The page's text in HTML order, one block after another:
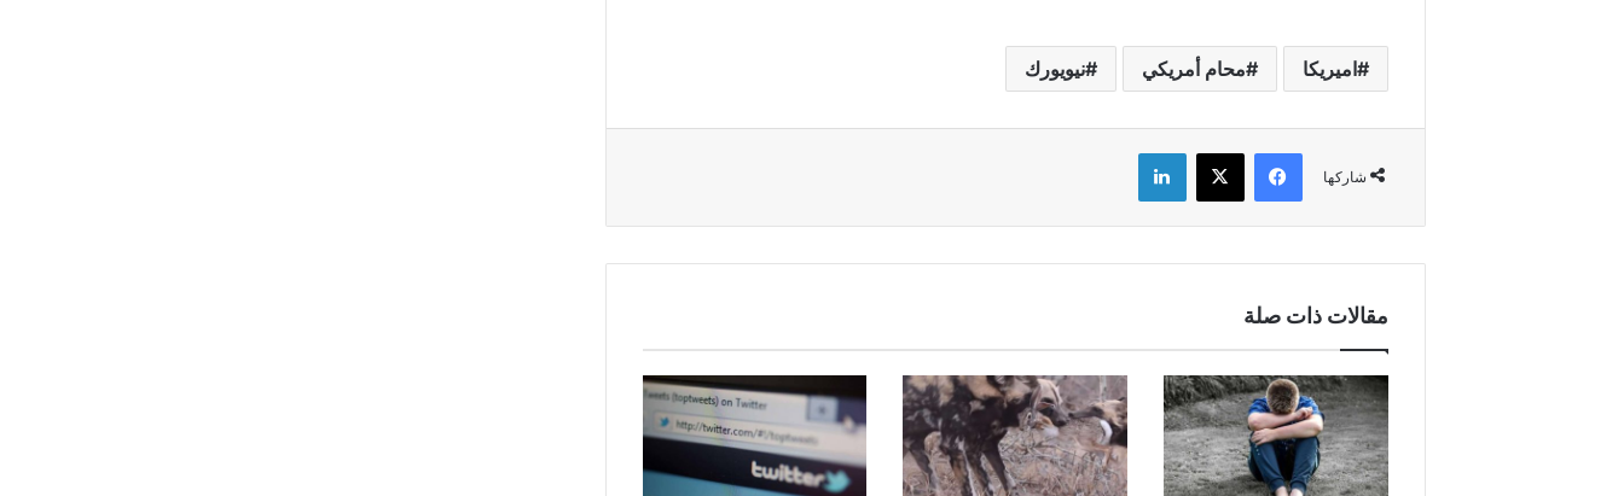
اميريكا محام أمريكي نيويورك
شاركها
فيسبوك X لينكدإن
مقالات ذات صلة